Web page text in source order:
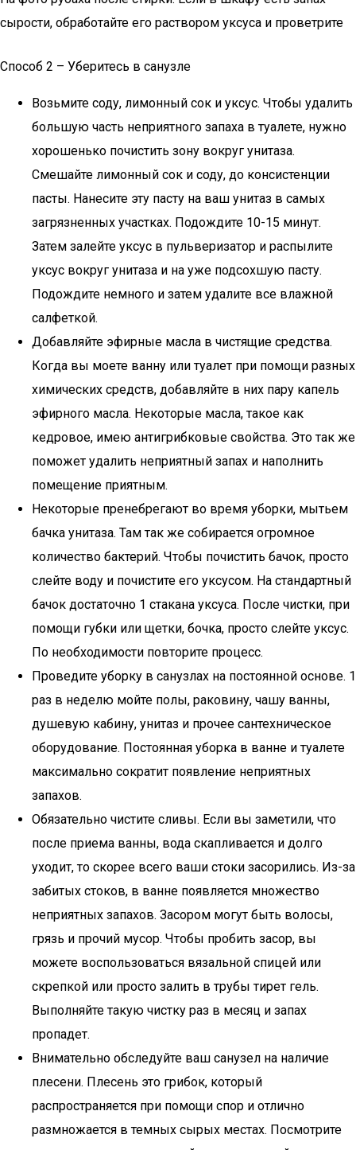
сырости, обработайте его раствором уксуса и проветрите
Способ 2 – Уберитесь в санузле
Возьмите соду, лимонный сок и уксус. Чтобы удалить
большую часть неприятного запаха в туалете, нужно
хорошенько почистить зону вокруг унитаза.
Смешайте лимонный сок и соду, до консистенции
пасты. Нанесите эту пасту на ваш унитаз в самых
загрязненных участках. Подождите 10-15 минут.
Затем залейте уксус в пульверизатор и распылите
уксус вокруг унитаза и на уже подсохшую пасту.
Подождите немного и затем удалите все влажной
салфеткой.
Добавляйте эфирные масла в чистящие средства.
Когда вы моете ванну или туалет при помощи разных
химических средств, добавляйте в них пару капель
эфирного масла. Некоторые масла, такое как
кедровое, имею антигрибковые свойства. Это так же
поможет удалить неприятный запах и наполнить
помещение приятным.
Некоторые пренебрегают во время уборки, мытьем
бачка унитаза. Там так же собирается огромное
количество бактерий. Чтобы почистить бачок, просто
слейте воду и почистите его уксусом. На стандартный
бачок достаточно 1 стакана уксуса. После чистки, при
помощи губки или щетки, бочка, просто слейте уксус.
По необходимости повторите процесс.
Проведите уборку в санузлах на постоянной основе. 1
раз в неделю мойте полы, раковину, чашу ванны,
душевую кабину, унитаз и прочее сантехническое
оборудование. Постоянная уборка в ванне и туалете
максимально сократит появление неприятных
запахов.
Обязательно чистите сливы. Если вы заметили, что
после приема ванны, вода скапливается и долго
уходит, то скорее всего ваши стоки засорились. Из-за
забитых стоков, в ванне появляется множество
неприятных запахов. Засором могут быть волосы,
грязь и прочий мусор. Чтобы пробить засор, вы
можете воспользоваться вязальной спицей или
скрепкой или просто залить в трубы тирет гель.
Выполняйте такую чистку раз в месяц и запах
пропадет.
Внимательно обследуйте ваш санузел на наличие
плесени. Плесень это грибок, который
распространяется при помощи спор и отлично
размножается в темных сырых местах. Посмотрите